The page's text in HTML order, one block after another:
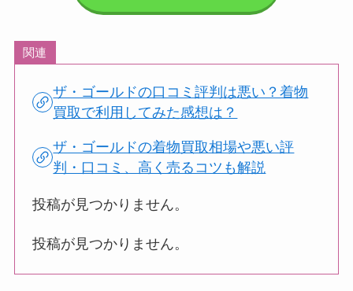
関連
ザ・ゴールドの口コミ評判は悪い？着物
買取で利用してみた感想は？
ザ・ゴールドの着物買取相場や悪い評
判・口コミ、高く売るコツも解説
投稿が見つかりません。
投稿が見つかりません。